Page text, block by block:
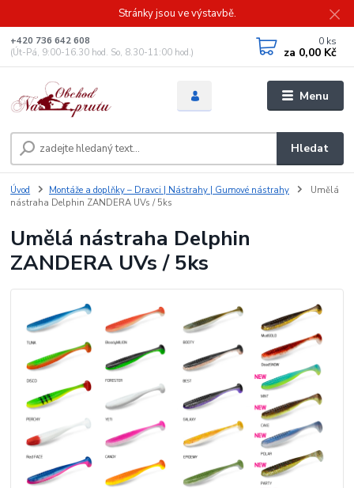
Stránky jsou ve výstavbě.
Menu
Hledat
+420 736 642 608
(Út-Pá, 9:00-16.30 hod. So, 8.30-11:00 hod.)
0 ks
za 0,00 Kč
Úvod Montáže a doplňky – Dravci | Nástrahy | Gumové nástrahy
Umělá
nástraha Delphin ZANDERA UVs / 5ks
Umělá nástraha Delphin
ZANDERA UVs / 5ks